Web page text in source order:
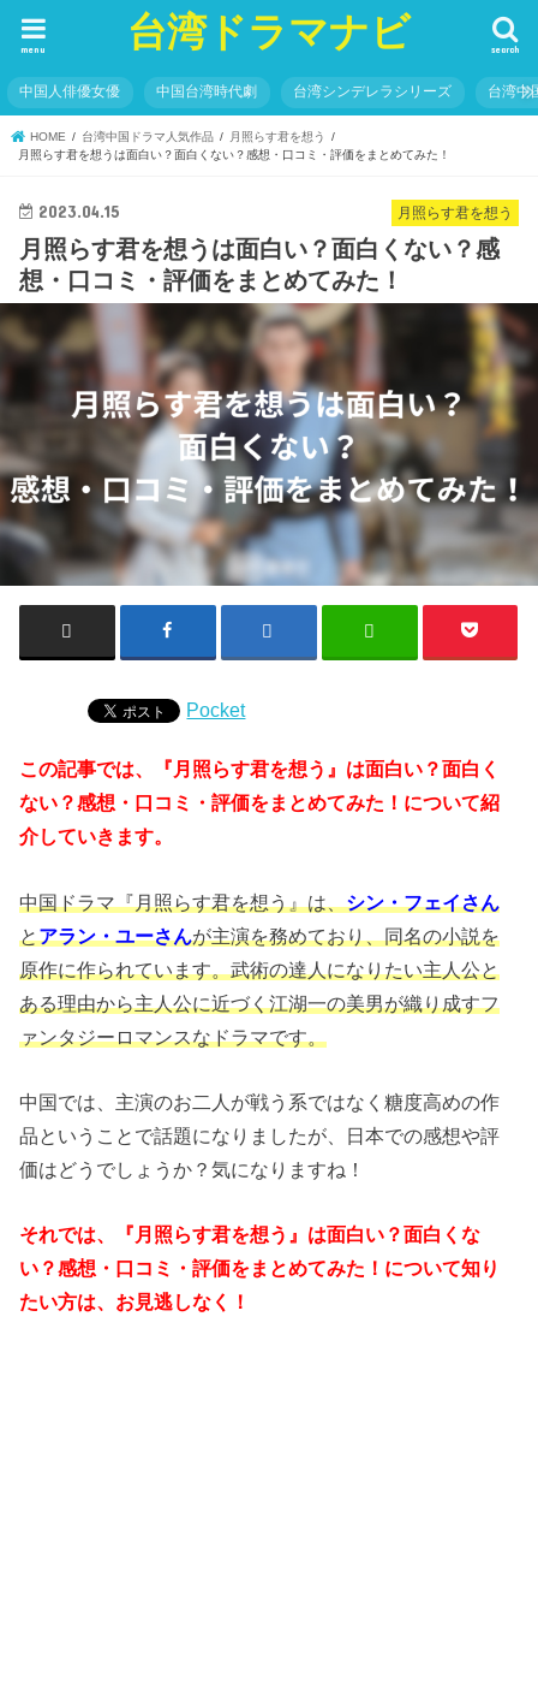
台湾ドラマナビ search
menu
中国人俳優女優 中国台湾時代劇 台湾シンデレラシリーズ 台湾中
HOME 台湾中国ドラマ人気作品
月照らす君を想う
月照らす君を想うは面白い？面白くない？感想・口コミ・評価をまとめてみた！
月照らす君を想う
2023.04.15
月照らす君を想うは面白い？面白くない？感
想・口コミ・評価をまとめてみた！
Pocket
この記事では、『月照らす君を想う』は面白い？面白く
ない？感想・口コミ・評価をまとめてみた！について紹
介していきます。
中国ドラマ『月照らす君を想う』は、 シン・フェイさん
と アラン・ユーさんが主演を務めており、同名の小説を
原作に作られています。武術の達人になりたい主人公と
ある理由から主人公に近づく江湖一の美男が織り成すフ
ァンタジーロマンス なドラマです。
中国では、主演のお二人が戦う系ではなく糖度高めの作
品ということ で話題になりましたが、日本での感想や評
価はどうでしょうか？気になりますね！
それでは、『月照らす君を想う』は面白い？面白くな
い？感想・口コミ・評価をまとめてみた！について知り
たい方は、お見逃しなく！